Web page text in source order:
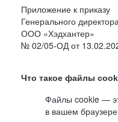
Приложение к приказу
Генерального
ООО «Хэдхантер»
№ 02/05-ОД от
Что такое файлы
Файлы cookie —
в вашем